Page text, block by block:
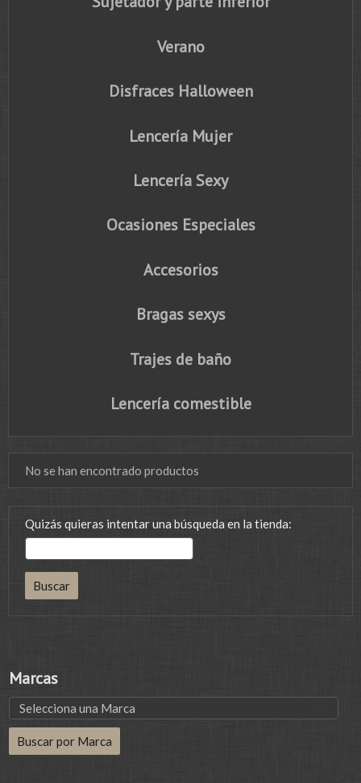
Marcas
Verano
Disfraces Halloween
Lencería Mujer
Lencería Sexy
Ocasiones Especiales
Accesorios
Bragas sexys
Trajes de baño
Lencería comestible
No se han encontrado productos
Quizás quieras intentar una búsqueda en la tienda: